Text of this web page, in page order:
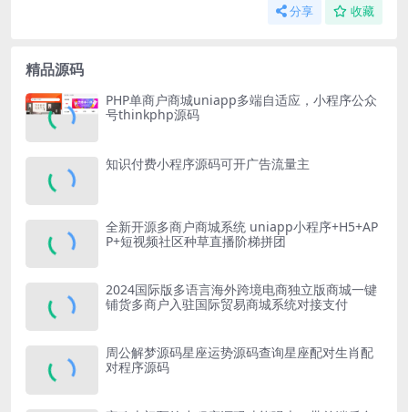
分享 收藏
精品源码
PHP单商户商城uniapp多端自适应，小程序公众
号thinkphp源码
知识付费小程序源码可开广告流量主
全新开源多商户商城系统 uniapp小程序+H5+AP
P+短视频社区种草直播阶梯拼团
2024国际版多语言海外跨境电商独立版商城一键
铺货多商户入驻国际贸易商城系统对接支付
周公解梦源码星座运势源码查询星座配对生肖配
对程序源码